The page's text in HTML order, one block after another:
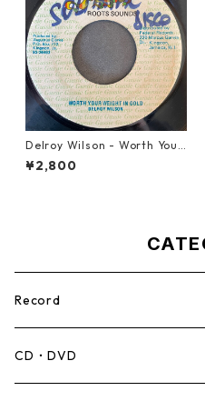
Delroy Wilson - Worth Your
Weight In Gold【7-21965】
¥2,800
Record
Mento,Calypso,Ballad
CD・DVD